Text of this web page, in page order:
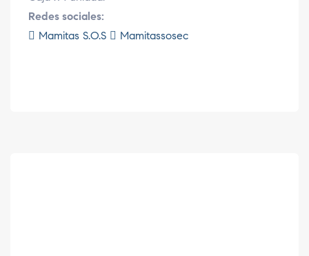
Redes sociales:
Mamitas S.O.S
Mamitassosec